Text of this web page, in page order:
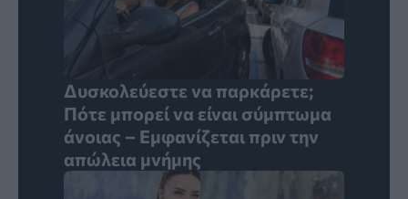
Δυσκολεύεστε να παρκάρετε;
Πότε μπορεί να είναι σύμπτωμα
άνοιας – Εμφανίζεται πριν την
απώλεια μνήμης